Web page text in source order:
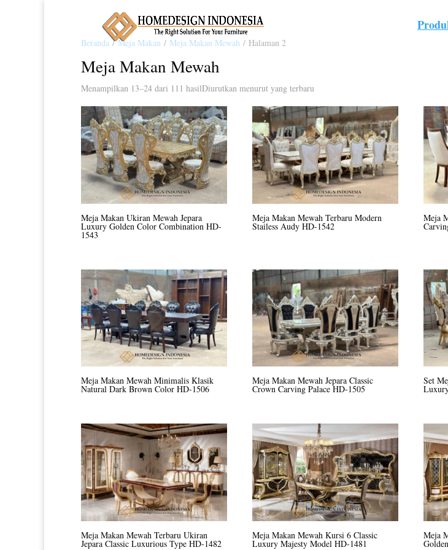
Beranda /Meja Makan / Meja Makan Mewah / Halaman 2
Meja Makan Mewah
Menampilkan 13–24 dari 111 hasilDiurutkan menurut yang terbaru
Meja Makan Ukiran Mewah Jepara
Luxury Golden Color Combination HD-
1543
Meja Makan Mewah Terbaru Modern
Stailess Audy HD-1542
Meja
Meja Makan Mewah Minimalis Klasik
Natural Dark Brown Color HD-1506
Meja Makan Mewah Jepara Classic
Crown Carving Palace HD-1505
Set
Meja Makan Mewah Terbaru Ukiran
Jepara Classic Luxurious Type HD-1482
Meja Makan Mewah Kursi 6 Classic
Luxury Majesty Model HD-1481
Meja